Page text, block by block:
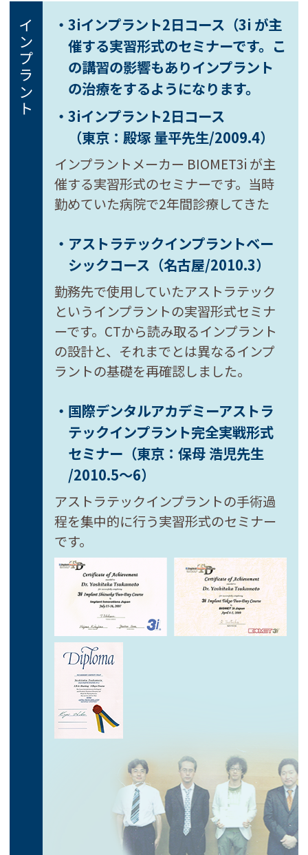
インプラント
・3iインプラント2日コース（3i が主
催する実習形式のセミナーです。こ
の講習の影響もありインプラント
の治療をするようになります。
・3iインプラント2日コース
（東京：殿塚 量平先生/2009.4）
インプラントメーカー BIOMET3i が主
催する実習形式のセミナーです。当時
勤めていた病院で2年間診療してきた
・アストラテックインプラントベー
シックコース （名古屋/2010.3）
勤務先で使用していたアストラテック
というインプラントの実習形式セミナ
ーです。CTから読み取るインプラント
の設計と、それまでとは異なるインプ
ラントの基礎を再確認しました。
・国際デンタルアカデミーアストラ
テックインプラント完全実戦形式
セミナー （東京：保母 浩児先生
/2010.5～6）
アストラテックインプラントの手術過
程を集中的に行う実習形式のセミナー
です。